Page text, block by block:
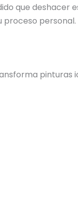
que deshacer
proceso personal.
pinturas